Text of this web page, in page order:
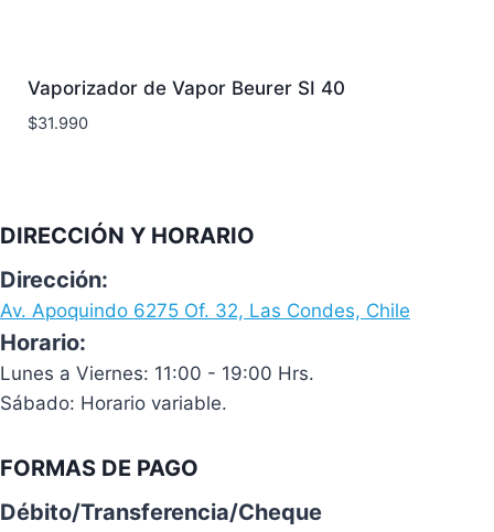
Vaporizador de Vapor Beurer SI 40
$31.990
DIRECCIÓN Y HORARIO
Dirección:
Av. Apoquindo 6275 Of. 32, Las Condes, Chile
Horario:
Lunes a Viernes: 11:00 - 19:00 Hrs.
Sábado: Horario variable.
FORMAS DE PAGO
Débito/Transferencia/Cheque